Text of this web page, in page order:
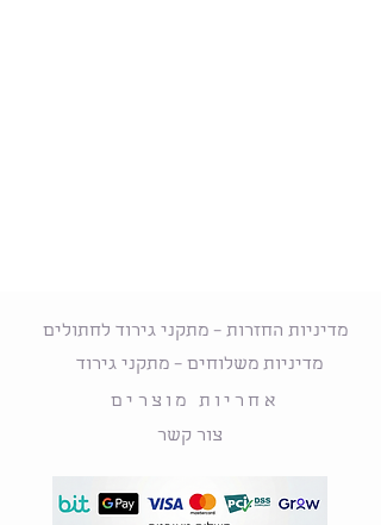
מדיניות החזרות – מתקני גירוד לחתולים
מדיניות משלוחים – מתקני גירוד
אחריות מוצרים
צור קשר